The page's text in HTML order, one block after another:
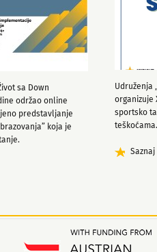
sa Down
održao online
predstavljanje
koja je
Udruženja
organizuje
sportsko
teškoćama.